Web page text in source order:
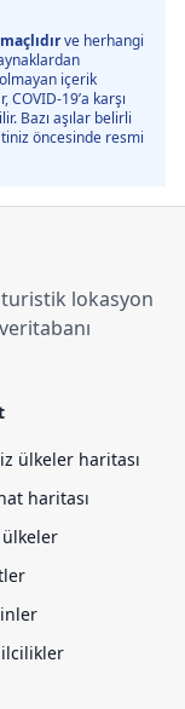
ve herhangi
içerik
COVID-19’a karşı
Bazı aşılar belirli
öncesinde resmi
lokasyon
ülkeler haritası
haritası
ülkeler